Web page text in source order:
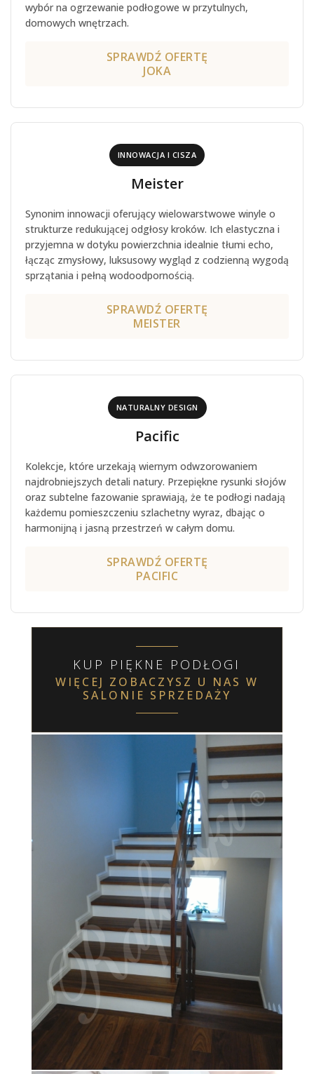
wybór na ogrzewanie podłogowe w przytulnych,
domowych wnętrzach.
SPRAWDŹ OFERTĘ
JOKA
INNOWACJA I CISZA
Meister
Synonim innowacji oferujący wielowarstwowe winyle o
strukturze redukującej odgłosy kroków. Ich elastyczna i
przyjemna w dotyku powierzchnia idealnie tłumi echo,
łącząc zmysłowy, luksusowy wygląd z codzienną wygodą
sprzątania i pełną wodoodpornością.
SPRAWDŹ OFERTĘ
MEISTER
NATURALNY DESIGN
Pacific
Kolekcje, które urzekają wiernym odwzorowaniem
najdrobniejszych detali natury. Przepiękne rysunki słojów
oraz subtelne fazowanie sprawiają, że te podłogi nadają
każdemu pomieszczeniu szlachetny wyraz, dbając o
harmonijną i jasną przestrzeń w całym domu.
SPRAWDŹ OFERTĘ
PACIFIC
KUP PIĘKNE PODŁOGI
WIĘCEJ ZOBACZYSZ U NAS W
SALONIE SPRZEDAŻY